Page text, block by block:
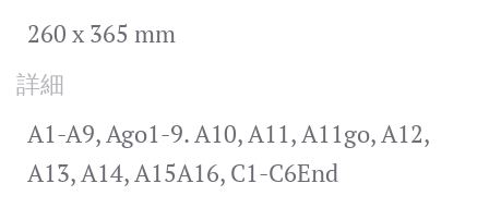
260 x 365 mm
詳細
A1-A9, Ago1-9. A10, A11, A11go, A12,
A13, A14, A15A16, C1-C6End